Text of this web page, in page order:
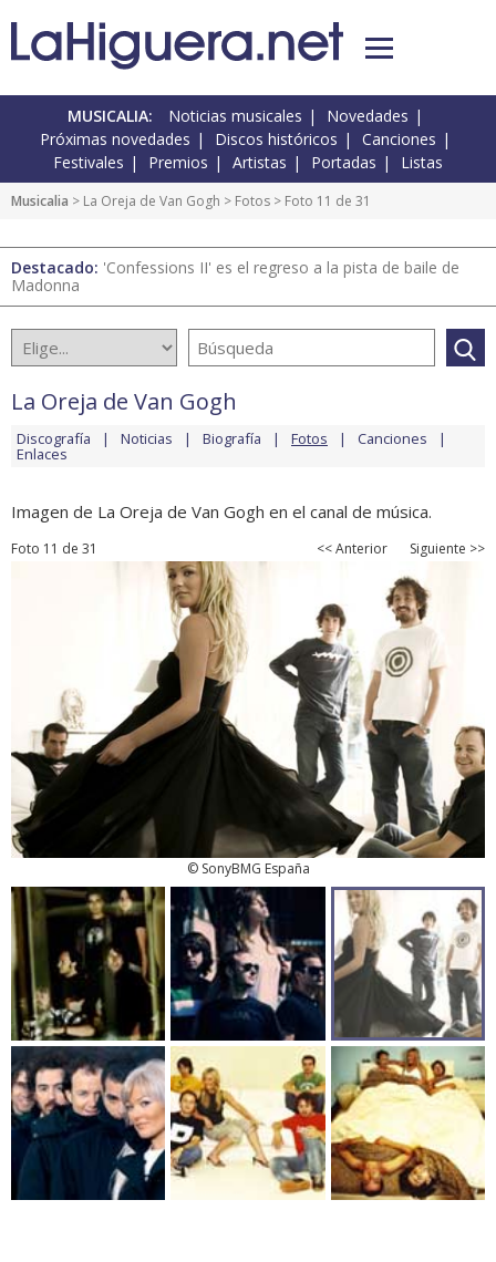
MUSICALIA: Noticias musicales
Novedades
Próximas novedades
Discos históricos
Canciones
Festivales
Premios Artistas Portadas Listas
Musicalia > La Oreja de Van Gogh > Fotos > Foto 11 de 31
Destacado: 'Confessions II' es el regreso a la pista de baile de
Madonna
La Oreja de Van Gogh
Discografía Noticias Biografía Fotos Canciones
Enlaces
Imagen de La Oreja de Van Gogh en el canal de música.
Foto 11 de 31 << Anterior Siguiente >>
© SonyBMG España